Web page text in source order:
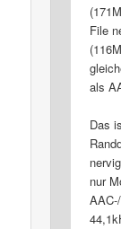
File
als
Das
nur